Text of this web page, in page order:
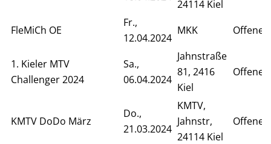
24114 Kiel
FleMiCh OE
Fr.,
12.04.2024
MKK Offenes
1. Kieler MTV
Challenger 2024
Sa.,
06.04.2024
Jahnstraße
81, 2416
Kiel
KMTV DoDo März
Do.,
21.03.2024
KMTV,
Jahnstr,
24114 Kiel